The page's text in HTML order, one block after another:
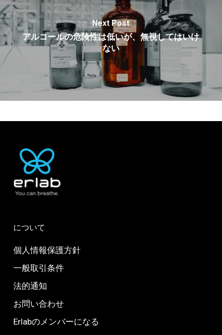
Next Post
アルコールの危険性は低いが、無視してはいけ
ない
について
個人情報保護方針
一般取引条件
法的通知
お問い合わせ
Erlabのメンバーになる